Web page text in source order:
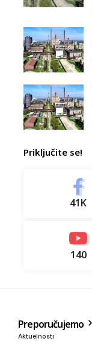
Priključite se!
41K
140
Preporučujemo
Aktuelnosti